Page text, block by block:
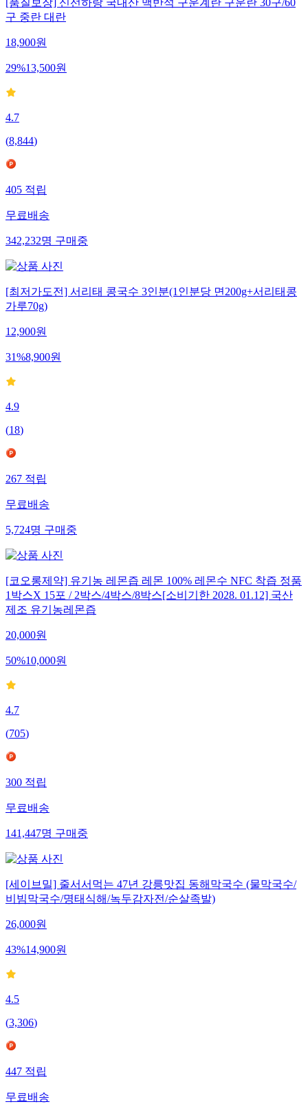
[품질보장] 신선하랑 국내산 맥반석 구운계란 구운란 30구/60
구 중란 대란
18,900원
29%13,500원
4.7
(8,844)
405 적립
무료배송
342,232명 구매중
[최저가도전] 서리태 콩국수 3인분(1인분당 면200g+서리태콩
가루70g)
12,900원
31%8,900원
4.9
(18)
267 적립
무료배송
5,724명 구매중
[코오롱제약] 유기농 레몬즙 레몬 100% 레몬수 NFC 착즙 정품
1박스X 15포 / 2박스/4박스/8박스[소비기한 2028. 01.12] 국산
제조 유기농레몬즙
20,000원
50%10,000원
4.7
(705)
300 적립
무료배송
141,447명 구매중
[세이브밀] 줄서서먹는 47년 강릉맛집 동해막국수 (물막국수/
비빔막국수/명태식해/녹두감자전/순살족발)
26,000원
43%14,900원
4.5
(3,306)
447 적립
무료배송